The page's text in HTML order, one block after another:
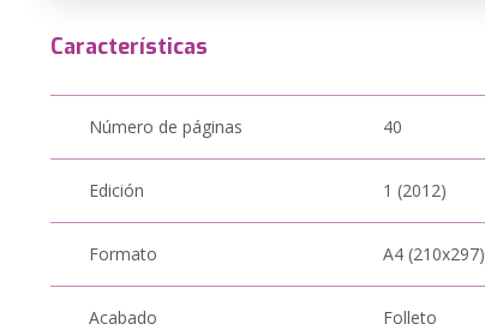
Características
Número de páginas 40
Edición 1 (2012)
Formato A4 (210x297)
Acabado Folleto